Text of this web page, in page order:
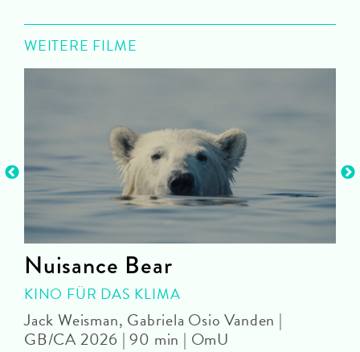
WEITERE FILME
Nuisance Bear
KINO FÜR DAS KLIMA
Jack Weisman, Gabriela Osio Vanden |
GB/CA 2026 | 90 min | OmU